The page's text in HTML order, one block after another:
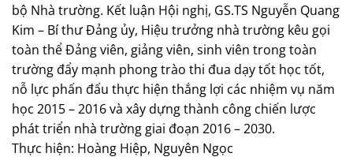
bộ Nhà trường. Kết luận Hội nghị, GS.TS Nguyễn Quang
Kim – Bí thư Đảng ủy, Hiệu trưởng nhà trường kêu gọi
toàn thể Đảng viên, giảng viên, sinh viên trong toàn
trường đẩy mạnh phong trào thi đua dạy tốt học tốt,
nỗ lực phấn đấu thực hiện thắng lợi các nhiệm vụ năm
học 2015 – 2016 và xây dựng thành công chiến lược
phát triển nhà trường giai đoạn 2016 – 2030.
Thực hiện: Hoàng Hiệp, Nguyên Ngọc